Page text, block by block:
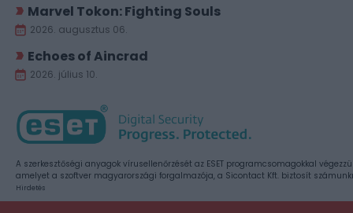
Marvel Tokon: Fighting Souls
2026. augusztus 06.
Echoes of Aincrad
2026. július 10.
A szerkesztőségi anyagok vírusellenőrzését az ESET programcsomagokkal
amelyet a szoftver magyarországi forgalmazója, a Sicontact Kft. biztosít
Hirdetés